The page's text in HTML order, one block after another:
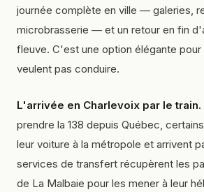
journée complète en ville — galeries,
microbrasserie — et un retour en fin
fleuve. C'est une option élégante pour
veulent pas conduire.
L'arrivée en Charlevoix par le train.
prendre la 138 depuis Québec,
leur voiture à la métropole et arrivent
services de transfert récupèrent les
de La Malbaie pour les mener à leur